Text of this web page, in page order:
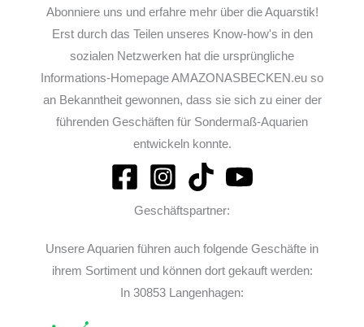
Abonniere uns und erfahre mehr über die Aquarstik!
Erst durch das Teilen unseres Know-how's in den
sozialen Netzwerken hat die ursprüngliche
Informations-Homepage AMAZONASBECKEN.eu so
an Bekanntheit gewonnen, dass sie sich zu einer der
führenden Geschäften für Sondermaß-Aquarien
entwickeln konnte.
Geschäftspartner:
Unsere Aquarien führen auch folgende Geschäfte in
ihrem Sortiment und können dort gekauft werden:
In 30853 Langenhagen: